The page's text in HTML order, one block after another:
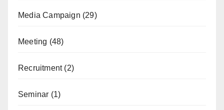
Media Campaign (29)
Meeting (48)
Recruitment(2)
Seminar (1)